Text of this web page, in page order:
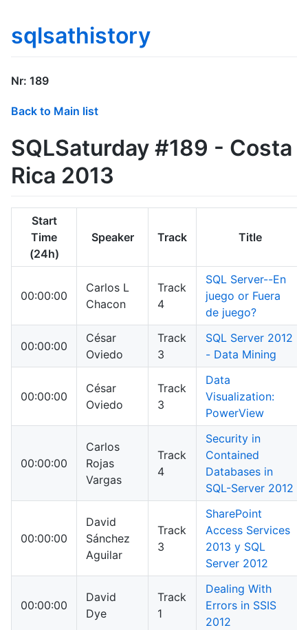
sqlsathistory
Nr: 189
Back to Main list
SQLSaturday #189 - Costa
Rica 2013
Start
Time
(24h)
Speaker Track Title
00:00:00
Carlos L
Chacon
Track
4
SQL Server--En
juego or Fuera
de juego?
00:00:00
César
Oviedo
Track
3
SQL Server 2012
- Data Mining
00:00:00
César
Oviedo
Track
3
Data
Visualization:
PowerView
00:00:00
Carlos
Rojas
Vargas
Track
4
Security in
Contained
Databases in
SQL-Server 2012
00:00:00
David
Sánchez
Aguilar
Track
3
SharePoint
Access Services
2013 y SQL
Server 2012
00:00:00
David
Dye
Track
1
Dealing With
Errors in SSIS
2012